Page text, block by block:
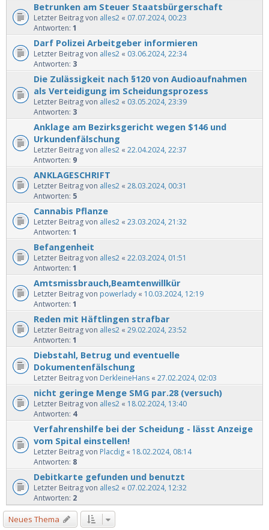
Betrunken am Steuer Staatsbürgerschaft
Letzter Beitrag von alles2 « 07.07.2024, 00:23
Antworten: 1
Darf Polizei Arbeitgeber informieren
Letzter Beitrag von alles2 « 03.06.2024, 22:34
Antworten: 3
Die Zulässigkeit nach §120 von Audioaufnahmen
als Verteidigung im Scheidungsprozess
Letzter Beitrag von alles2 « 03.05.2024, 23:39
Antworten: 3
Anklage am Bezirksgericht wegen $146 und
Urkundenfälschung
Letzter Beitrag von alles2 « 22.04.2024, 22:37
Antworten: 9
ANKLAGESCHRIFT
Letzter Beitrag von alles2 « 28.03.2024, 00:31
Antworten: 5
Cannabis Pflanze
Letzter Beitrag von alles2 « 23.03.2024, 21:32
Antworten: 1
Befangenheit
Letzter Beitrag von alles2 « 22.03.2024, 01:51
Antworten: 1
Amtsmissbrauch,Beamtenwillkür
Letzter Beitrag von powerlady « 10.03.2024, 12:19
Antworten: 1
Reden mit Häftlingen strafbar
Letzter Beitrag von alles2 « 29.02.2024, 23:52
Antworten: 1
Diebstahl, Betrug und eventuelle
Dokumentenfälschung
Letzter Beitrag von DerkleineHans « 27.02.2024, 02:03
nicht geringe Menge SMG par.28 (versuch)
Letzter Beitrag von alles2 « 18.02.2024, 13:40
Antworten: 4
Verfahrenshilfe bei der Scheidung - lässt Anzeige
vom Spital einstellen!
Letzter Beitrag von Placdig « 18.02.2024, 08:14
Antworten: 8
Debitkarte gefunden und benutzt
Letzter Beitrag von alles2 « 07.02.2024, 12:32
Antworten: 2
Neues Thema